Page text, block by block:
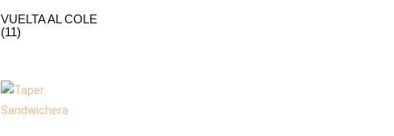
VUELTA AL COLE
(11)